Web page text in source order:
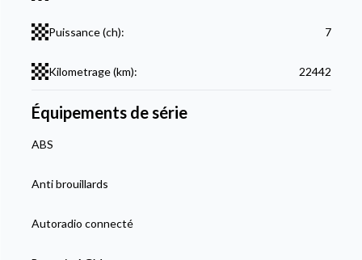
Puissance (ch): 7
Kilometrage (km): 22442
Équipements de série
ABS
Anti brouillards
Autoradio connecté